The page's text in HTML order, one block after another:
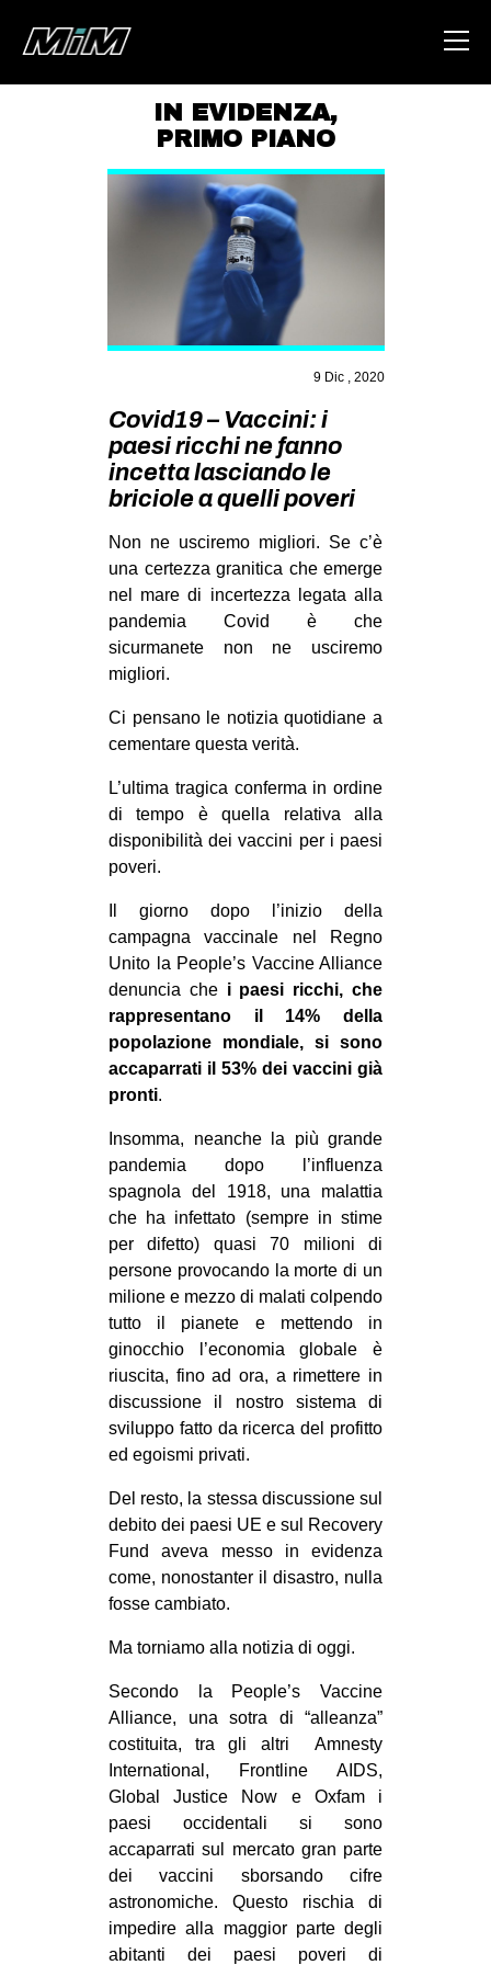
HOME
ABOUT
AREA
DEGENERAZIONE
GAZA FREESTYLE
CSOA LAMBRETTA
STUDENTI TSUNAMI
ZAM
MILANO
MOBILITAZIONI
SPAZI
SPORT POPOLARE
ANTIFASCISMO
GENERI
MIGRAZIONI
REPRESSIONE
STUDENTI
CULTURE
ARTE
CINEMA
RECENSIONI
INTERNAZIONALE
AFRICA
ESTREMO ORIENTE
EUROPA
MEDIO ORIENTE
MONDO
EVENTI
in
tw
bsky
ms
SEARCH
IN EVIDENZA,
PRIMO PIANO
9 Dic , 2020
Covid19 – Vaccini: i
paesi ricchi ne fanno
incetta lasciando le
briciole a quelli poveri
Non ne usciremo migliori. Se c’è
una certezza granitica che emerge
nel mare di incertezza legata alla
pandemia Covid è che
sicurmanete non ne usciremo
migliori.
Ci pensano le notizia quotidiane a
cementare questa verità.
L’ultima tragica conferma in ordine
di tempo è quella relativa alla
disponibilità dei vaccini per i paesi
poveri.
Il giorno dopo l’inizio della
campagna vaccinale nel Regno
Unito la People’s Vaccine Alliance
denuncia che i paesi ricchi, che
rappresentano il 14% della
popolazione mondiale, si sono
accaparrati il 53% dei vaccini già
pronti.
Insomma, neanche la più grande
pandemia dopo l’influenza
spagnola del 1918, una malattia
che ha infettato (sempre in stime
per difetto) quasi 70 milioni di
persone provocando la morte di un
milione e mezzo di malati colpendo
tutto il pianete e mettendo in
ginocchio l’economia globale è
riuscita, fino ad ora, a rimettere in
discussione il nostro sistema di
sviluppo fatto da ricerca del profitto
ed egoismi privati.
Del resto, la stessa discussione sul
debito dei paesi UE e sul Recovery
Fund aveva messo in evidenza
come, nonostanter il disastro, nulla
fosse cambiato.
Ma torniamo alla notizia di oggi.
Secondo la People’s Vaccine
Alliance, una sotra di “alleanza”
costituita, tra gli altri Amnesty
International, Frontline AIDS,
Global Justice Now e Oxfam i
paesi occidentali si sono
accaparrati sul mercato gran parte
dei vaccini sborsando cifre
astronomiche. Questo rischia di
impedire alla maggior parte degli
abitanti dei paesi poveri di